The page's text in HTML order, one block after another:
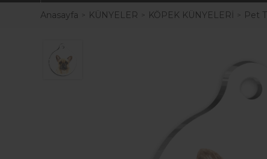
Anasayfa KÜNYELER KÖPEK KÜNYELERİ Pet